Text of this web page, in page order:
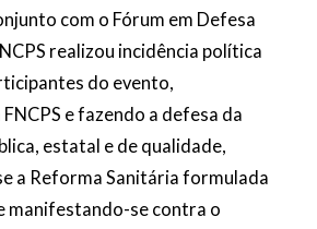
com o Fórum em Defesa
realizou incidência política
do evento,
e fazendo a defesa da
estatal e de qualidade,
a Reforma Sanitária formulada
manifestando-se contra o